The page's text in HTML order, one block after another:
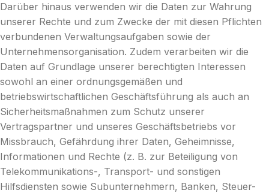
Darüber hinaus verwenden wir die Daten zur Wahrung
unserer Rechte und zum Zwecke der mit diesen Pflichten
verbundenen Verwaltungsaufgaben sowie der
Unternehmensorganisation. Zudem verarbeiten wir die
Daten auf Grundlage unserer berechtigten Interessen
sowohl an einer ordnungsgemäßen und
betriebswirtschaftlichen Geschäftsführung als auch an
Sicherheitsmaßnahmen zum Schutz unserer
Vertragspartner und unseres Geschäftsbetriebs vor
Missbrauch, Gefährdung ihrer Daten, Geheimnisse,
Informationen und Rechte (z. B. zur Beteiligung von
Telekommunikations-, Transport- und sonstigen
Hilfsdiensten sowie Subunternehmern, Banken, Steuer-